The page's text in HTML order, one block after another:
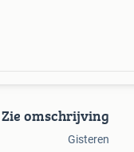
Zie omschrijving
Gisteren